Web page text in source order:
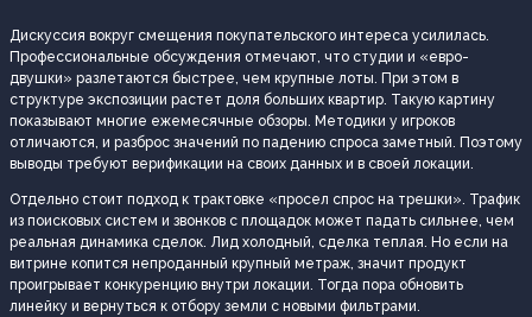
Дискуссия вокруг смещения покупательского интереса усилилась.
Профессиональные обсуждения отмечают, что студии и «евро-
двушки» разлетаются быстрее, чем крупные лоты. При этом в
структуре экспозиции растет доля больших квартир. Такую картину
показывают многие ежемесячные обзоры. Методики у игроков
отличаются, и разброс значений по падению спроса заметный. Поэтому
выводы требуют верификации на своих данных и в своей локации.
Отдельно стоит подход к трактовке «просел спрос на трешки». Трафик
из поисковых систем и звонков с площадок может падать сильнее, чем
реальная динамика сделок. Лид холодный, сделка теплая. Но если на
витрине копится непроданный крупный метраж, значит продукт
проигрывает конкуренцию внутри локации. Тогда пора обновить
линейку и вернуться к отбору земли с новыми фильтрами.